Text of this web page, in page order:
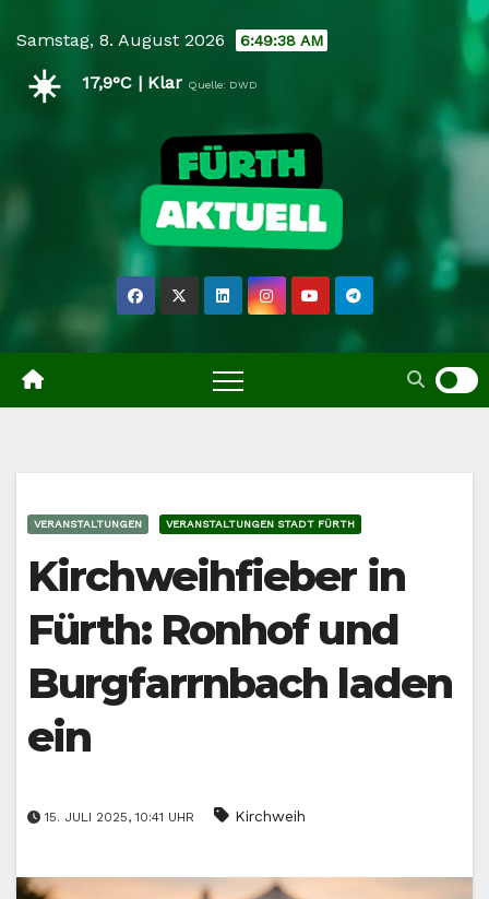
content
Samstag, 8. August 2026 6:49:38 AM
☀️ 17,9°C | Klar Quelle: DWD
VERANSTALTUNGEN VERANSTALTUNGEN STADT FÜRTH
Kirchweihfieber in
Fürth: Ronhof und
Burgfarrnbach laden
ein
15. JULI 2025, 10:41 UHR Kirchweih